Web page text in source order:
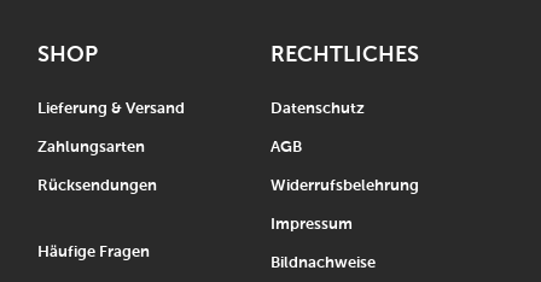
SHOP
Lieferung & Versand
Zahlungsarten
Rücksendungen
Häufige Fragen
RECHTLICHES
Datenschutz
AGB
Widerrufsbelehrung
Impressum
Bildnachweise